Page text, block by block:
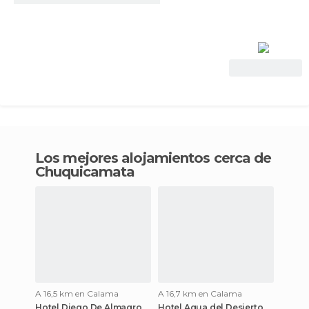
Los mejores alojamientos cerca de
Chuquicamata
A 16,5 km en Calama
A 16,7 km en Calama